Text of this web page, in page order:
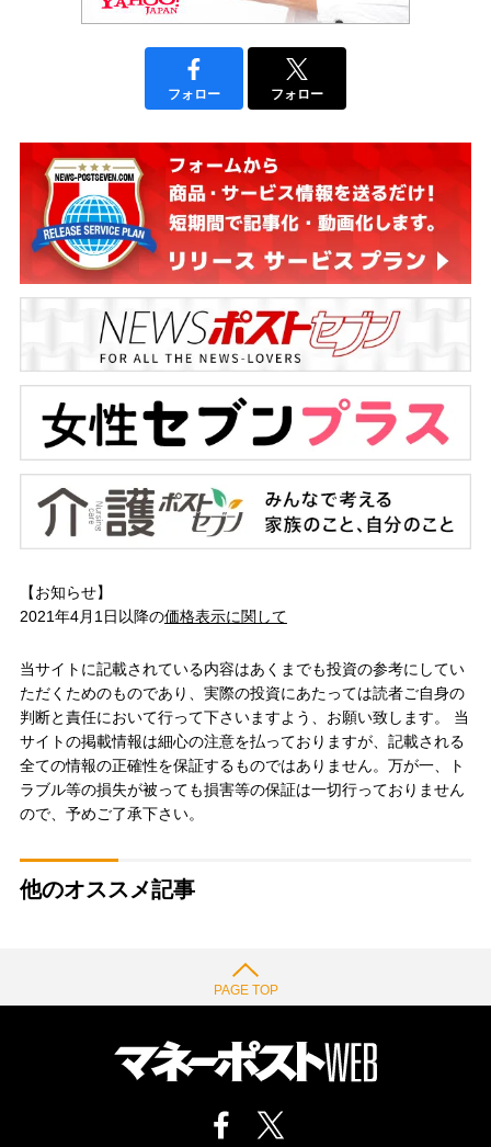
フォロー フォロー
【お知らせ】
2021年4月1日以降の価格表示に関して
当サイトに記載されている内容はあくまでも投資の参考にしてい
ただくためのものであり、実際の投資にあたっては読者ご自身の
判断と責任において行って下さいますよう、お願い致します。 当
サイトの掲載情報は細心の注意を払っておりますが、記載される
全ての情報の正確性を保証するものではありません。万が一、ト
ラブル等の損失が被っても損害等の保証は一切行っておりません
ので、予めご了承下さい。
他のオススメ記事
PAGE TOP